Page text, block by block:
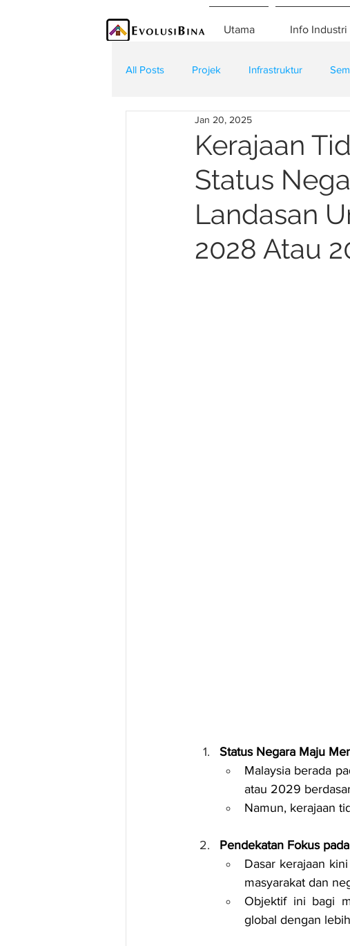
Utama Info Industri
All Posts Projek Infrastruktur
Teknologi Kontraktor
Kerajaan
Status
Landasan
2028 Atau
Jan 20, 2025
Status Negara Maju
Malaysia berada
atau 2029
Namun, kerajaan
Pendekatan Fokus
Dasar kerajaan
masyarakat dan
Objektif ini bagi
global dengan